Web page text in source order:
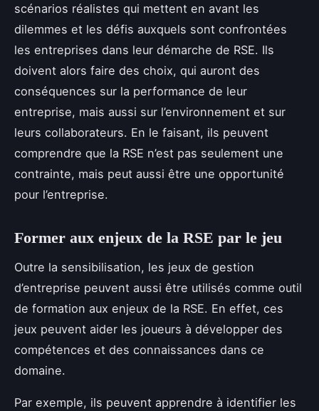
scénarios réalistes qui mettent en avant les
dilemmes et les défis auxquels sont confrontées
les entreprises dans leur démarche de RSE. Ils
doivent alors faire des choix, qui auront des
conséquences sur la performance de leur
entreprise, mais aussi sur l’environnement et sur
leurs collaborateurs. En le faisant, ils peuvent
comprendre que la RSE n’est pas seulement une
contrainte, mais peut aussi être une opportunité
pour l’entreprise.
Former aux enjeux de la RSE par le jeu
Outre la sensibilisation, les jeux de gestion
d’entreprise peuvent aussi être utilisés comme outil
de formation aux enjeux de la RSE. En effet, ces
jeux peuvent aider les joueurs à développer des
compétences et des connaissances dans ce
domaine.
Par exemple, ils peuvent apprendre à identifier les